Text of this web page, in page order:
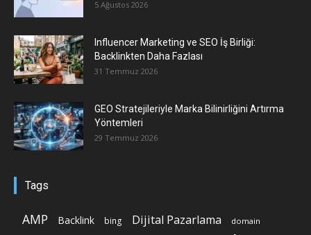
5 Ağustos 2026
Influencer Marketing ve SEO İş Birliği:
Backlinkten Daha Fazlası
31 Temmuz 2026
GEO Stratejileriyle Marka Bilinirliğini Artırma
Yöntemleri
29 Temmuz 2026
Tags
AMP Backlink bing Dijital Pazarlama domain